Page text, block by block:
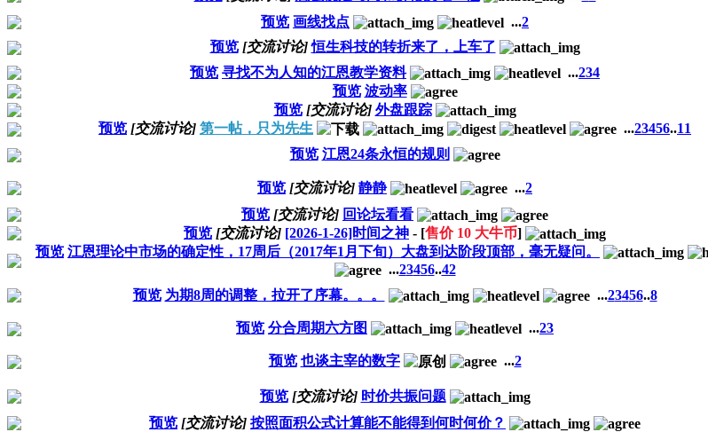
预览 画线找点 ...2
预览 [交流讨论] 恒生科技的转折来了，上车了
预览 寻找不为人知的江恩教学资料 ...234
预览 波动率
预览 [交流讨论] 外盘跟踪
预览 [交流讨论] 第一帖，只为先生 ...23456..11
预览 江恩24条永恒的规则
预览 [交流讨论] 静静 ...2
预览 [交流讨论] 回论坛看看
预览 [交流讨论] [2026-1-26]时间之神 - [售价 10 大牛币]
预览 江恩理论中市场的确定性，17周后（2017年1月下旬）大盘到达阶段顶部，毫无疑问。
...23456..42
预览 为期8周的调整，拉开了序幕。。。 ...23456..8
预览 分合周期六方图 ...23
预览 也谈主宰的数字 ...2
预览 [交流讨论] 时价共振问题
预览 [交流讨论] 按照面积公式计算能不能得到何时何价？